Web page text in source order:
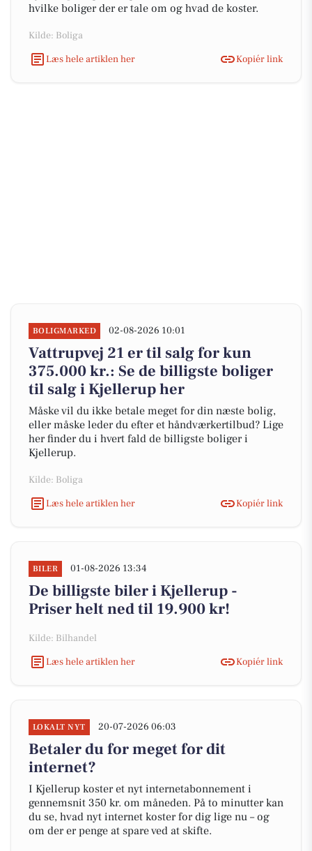
hvilke boliger der er tale om og hvad de koster.
Kilde: Boliga
Læs hele artiklen her
Kopiér link
BOLIGMARKED 02-08-2026 10:01
Vattrupvej 21 er til salg for kun
375.000 kr.: Se de billigste boliger
til salg i Kjellerup her
Måske vil du ikke betale meget for din næste bolig,
eller måske leder du efter et håndværkertilbud? Lige
her finder du i hvert fald de billigste boliger i
Kjellerup.
Kilde: Boliga
Læs hele artiklen her
Kopiér link
BILER 01-08-2026 13:34
De billigste biler i Kjellerup -
Priser helt ned til 19.900 kr!
Kilde: Bilhandel
Læs hele artiklen her
Kopiér link
LOKALT NYT 20-07-2026 06:03
Betaler du for meget for dit
internet?
I Kjellerup koster et nyt internetabonnement i
gennemsnit 350 kr. om måneden. På to minutter kan
du se, hvad nyt internet koster for dig lige nu – og
om der er penge at spare ved at skifte.